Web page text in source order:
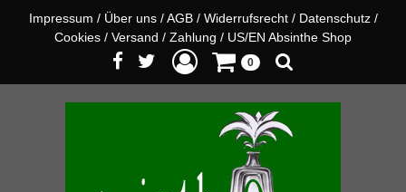
Impressum / Über uns / AGB / Widerrufsrecht / Datenschutz /
Cookies / Versand / Zahlung / US/EN Absinthe Shop
0